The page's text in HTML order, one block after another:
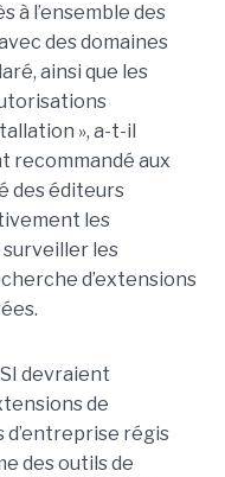
à l’ensemble des
des domaines
ainsi que les
», a-t-il
recommandé aux
des éditeurs
les
les
d’extensions
devraient
de
d’entreprise régis
des outils de